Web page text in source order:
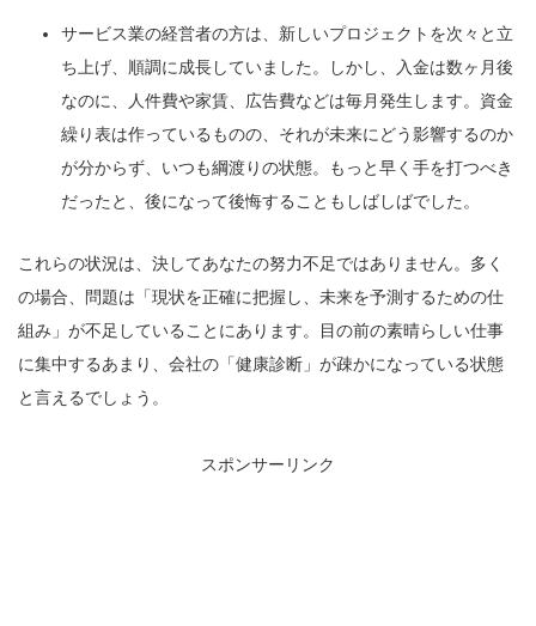
サービス業の経営者の方は、新しいプロジェクトを次々と立
ち上げ、順調に成長していました。しかし、入金は数ヶ月後
なのに、人件費や家賃、広告費などは毎月発生します。資金
繰り表は作っているものの、それが未来にどう影響するのか
が分からず、いつも綱渡りの状態。もっと早く手を打つべき
だったと、後になって後悔することもしばしばでした。
これらの状況は、決してあなたの努力不足ではありません。多く
の場合、問題は「現状を正確に把握し、未来を予測するための仕
組み」が不足していることにあります。目の前の素晴らしい仕事
に集中するあまり、会社の「健康診断」が疎かになっている状態
と言えるでしょう。
スポンサーリンク